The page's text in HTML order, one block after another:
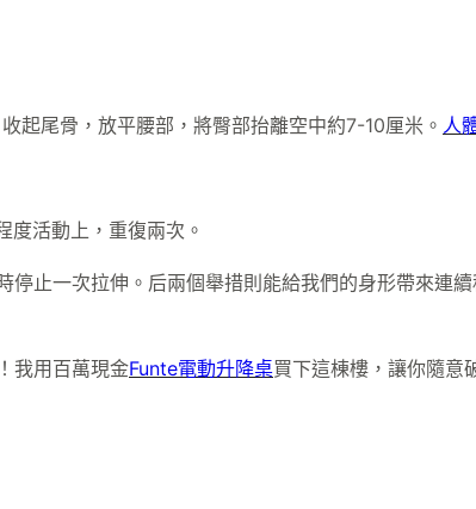
起尾骨，放平腰部，將臀部抬離空中約7-10厘米。 人
度活動上，重復兩次。
止一次拉伸。后兩個舉措則能給我們的身形帶來連
我用百萬現金Funte電動升降桌買下這棟樓，讓你隨意